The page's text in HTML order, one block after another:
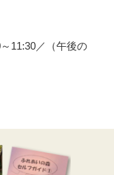
／（午後の